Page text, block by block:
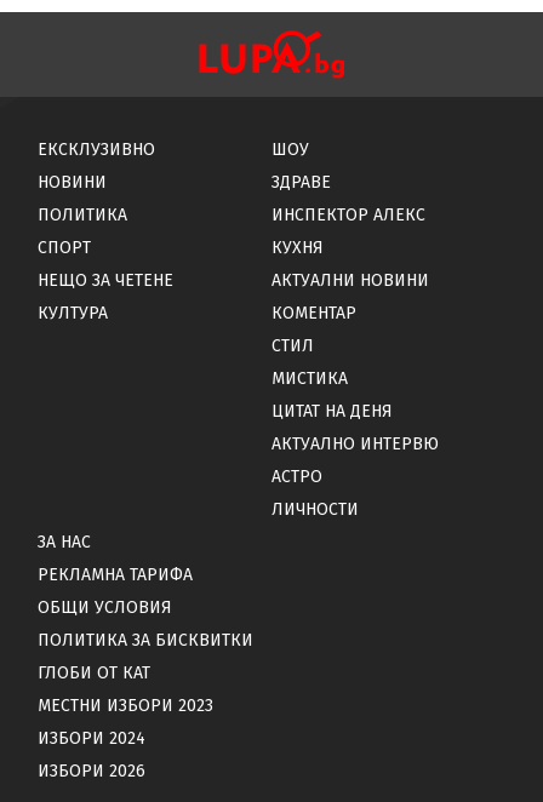
ЕКСКЛУЗИВНО
НОВИНИ
ПОЛИТИКА
СПОРТ
НЕЩО ЗА ЧЕТЕНЕ
КУЛТУРА
ШОУ
ЗДРАВЕ
ИНСПЕКТОР АЛЕКС
КУХНЯ
АКТУАЛНИ НОВИНИ
КОМЕНТАР
СТИЛ
МИСТИКА
ЦИТАТ НА ДЕНЯ
АКТУАЛНО ИНТЕРВЮ
АСТРО
ЛИЧНОСТИ
ЗА НАС
РЕКЛАМНА ТАРИФА
ОБЩИ УСЛОВИЯ
ПОЛИТИКА ЗА БИСКВИТКИ
ГЛОБИ ОТ КАТ
МЕСТНИ ИЗБОРИ 2023
ИЗБОРИ 2024
ИЗБОРИ 2026